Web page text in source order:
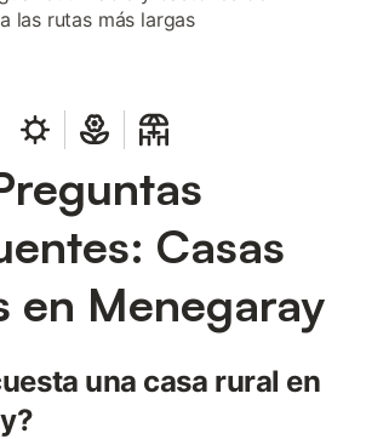
las rutas más largas
Casas
en Menegaray
una casa rural en